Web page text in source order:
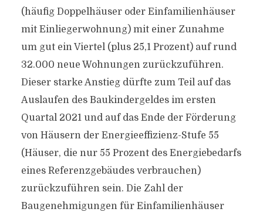
(häufig Doppelhäuser oder Einfamilienhäuser
mit Einliegerwohnung) mit einer Zunahme
um gut ein Viertel (plus 25,1 Prozent) auf rund
32.000 neue Wohnungen zurückzuführen.
Dieser starke Anstieg dürfte zum Teil auf das
Auslaufen des Baukindergeldes im ersten
Quartal 2021 und auf das Ende der Förderung
von Häusern der Energieeffizienz-Stufe 55
(Häuser, die nur 55 Prozent des Energiebedarfs
eines Referenzgebäudes verbrauchen)
zurückzuführen sein. Die Zahl der
Baugenehmigungen für Einfamilienhäuser